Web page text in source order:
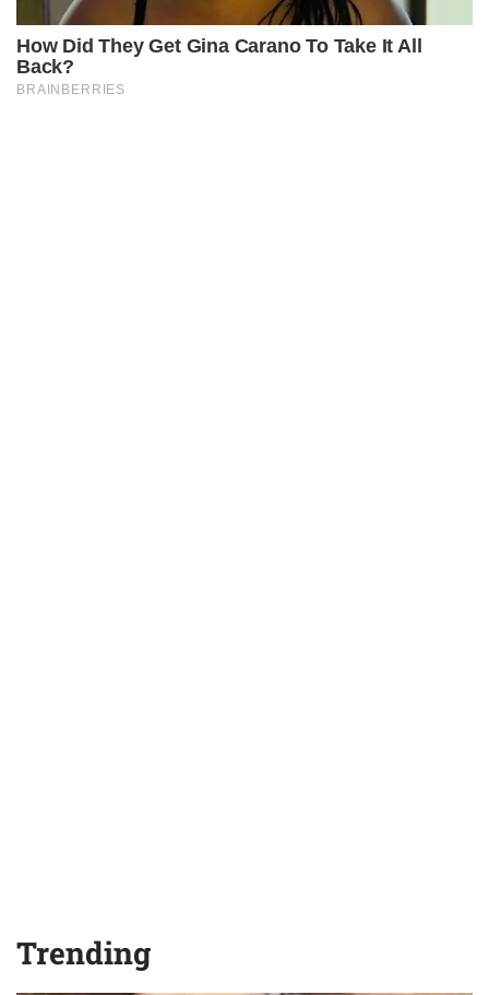
Trending